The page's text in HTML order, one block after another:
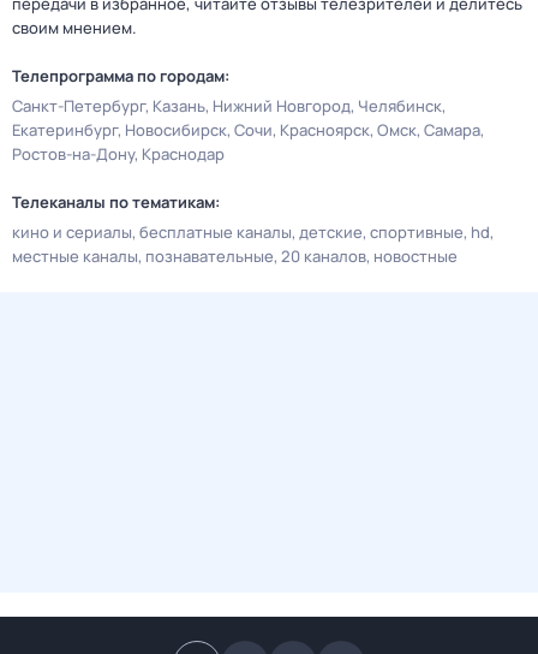
своим мнением.
Телепрограмма по городам:
Санкт-Петербург Казань Нижний Новгород Челябинск
Екатеринбург Новосибирск Сочи Красноярск Омск Самара
Ростов-на-Дону Краснодар
Телеканалы по тематикам:
кино и сериалы бесплатные каналы детские спортивные hd
местные каналы познавательные 20 каналов новостные